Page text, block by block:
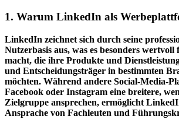
1. Warum LinkedIn als
LinkedIn zeichnet sich durch seine
Nutzerbasis aus, was es besonders
macht, die ihre Produkte und
und Entscheidungsträger in bestimmten
möchten. Während andere Social-Media-
Facebook oder Instagram eine breitere,
Zielgruppe ansprechen, ermöglicht
Ansprache von Fachleuten und